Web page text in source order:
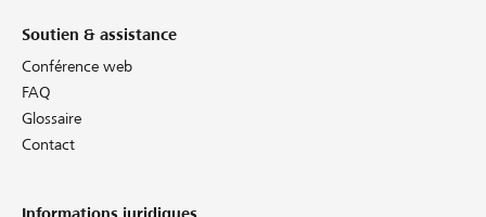
Soutien & assistance
Conférence web
FAQ
Glossaire
Contact
Informations juridiques